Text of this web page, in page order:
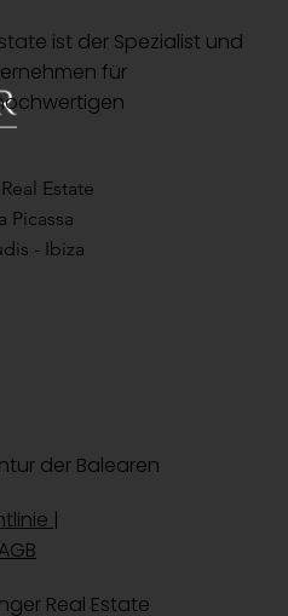
ist der Spezialist und
für
der Balearen
Real Estate
Estate
Picassa
- Ibiza
|
AGB